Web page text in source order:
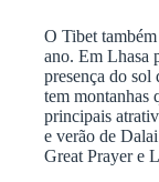
O Tibet
ano. Em Lhasa
presença do sol
tem montanhas
principais
e verão de
Great Prayer e